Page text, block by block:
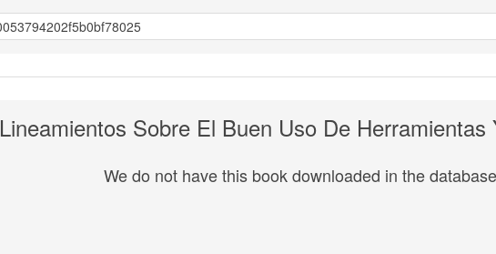
Lineamientos Sobre El Buen Uso De Herramientas
We do not have this book downloaded in the